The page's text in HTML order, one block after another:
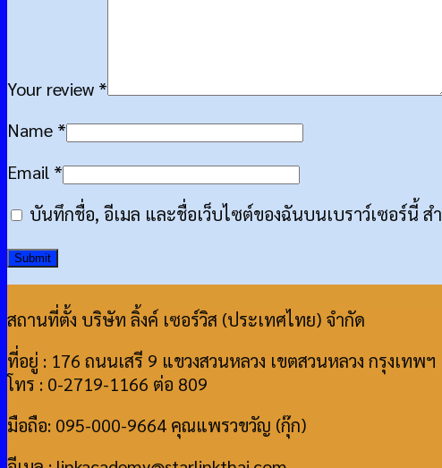
Your review *
Name *
Email *
บันทึกชื่อ, อีเมล และชื่อเว็บไซต์ของฉันบนเบราว์เซอร์นี้ ส
สถานที่ตั้ง บริษัท ลิ้งค์ เซอร์วิส (ประเทศไทย) จำกัด
ที่อยู่ : 176 ถนนเสรี 9 แขวงสวนหลวง เขตสวนหลวง กรุงเทพฯ
โทร : 0-2719-1166 ต่อ 809
มือถือ: 095-000-9664 คุณแพรวขวัญ (กุ๊ก)